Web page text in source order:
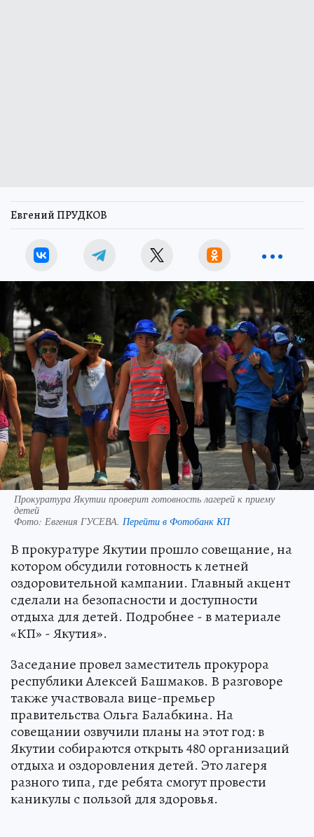
Евгений ПРУДКОВ
Прокуратура Якутии проверит готовность лагерей к приему
детей
Фото: Евгения ГУСЕВА. Перейти в Фотобанк КП
В прокуратуре Якутии прошло совещание, на
котором обсудили готовность к летней
оздоровительной кампании. Главный акцент
сделали на безопасности и доступности
отдыха для детей. Подробнее - в материале
«КП» - Якутия».
Заседание провел заместитель прокурора
республики Алексей Башмаков. В разговоре
также участвовала вице-премьер
правительства Ольга Балабкина. На
совещании озвучили планы на этот год: в
Якутии собираются открыть 480 организаций
отдыха и оздоровления детей. Это лагеря
разного типа, где ребята смогут провести
каникулы с пользой для здоровья.